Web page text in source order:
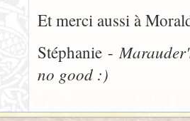
Et merci aussi à
Stéphanie -
no good :)